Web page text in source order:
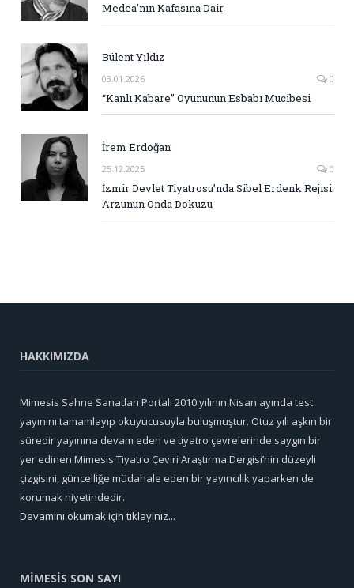
Medea’nın Kafasına Dair
Bülent Yıldız
03.01.2026 0
“Kanlı Kabare” Oyununun Esbabı Mucibesi
İrem Erdoğan
25.12.2025 0
İzmir Devlet Tiyatrosu’nda Sibel Erdenk Rejisi:
Arzunun Onda Dokuzu
HAKKIMIZDA
Mimesis Sahne Sanatları Portali 2010 yılının Nisan ayında test
yayınını tamamlayıp okuyucusuyla buluşmuştur. Otuz yılı aşkın bir
süredir yayınına devam eden ve tiyatro çevrelerinde saygın bir
yer edinen Mimesis Tiyatro Çeviri Araştırma Dergisi’nin düzeyli
çizgisini, güncelliğe müdahale eden bir yayıncılık yaparken de
korumak niyetindedir.
Devamını okumak için tıklayınız...
MİMESİS SON SAYI